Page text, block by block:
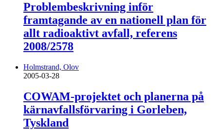
Problembeskrivning inför
framtagande av en nationell plan för
allt radioaktivt avfall, referens
2008/2578
Holmstrand, Olov
2005-03-28
COWAM-projektet och planerna på
kärnavfallsförvaring i Gorleben,
Tyskland